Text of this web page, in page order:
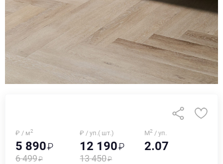
₽ / м2
5 890
6 499
₽ / уп.( шт.)
12 190
13 450
М2 / уп.
2.07